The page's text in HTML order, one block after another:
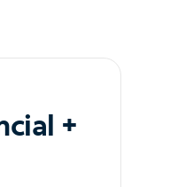
+